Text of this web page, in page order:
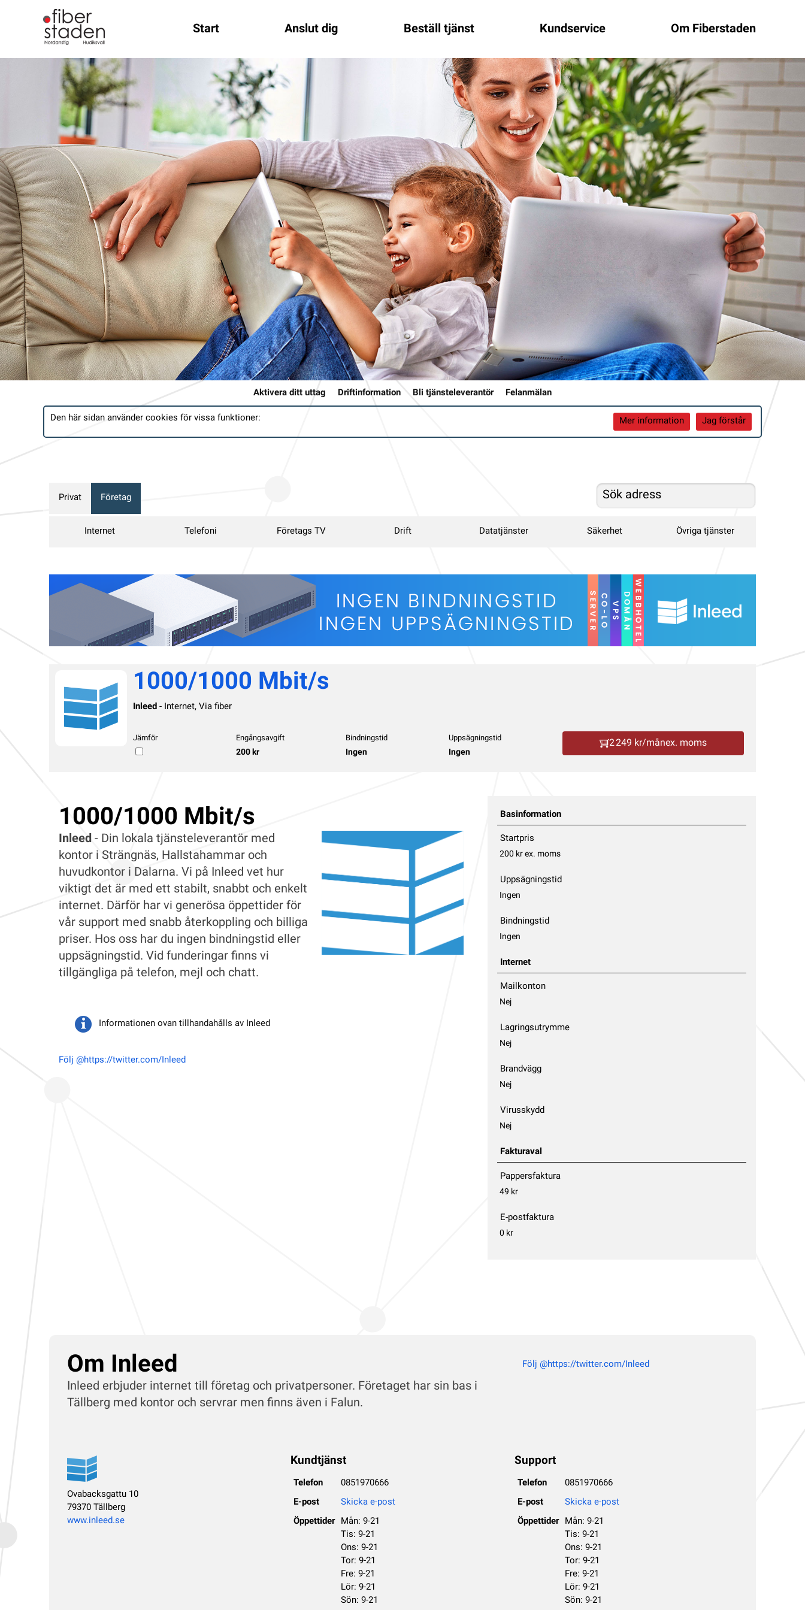
Start Anslut dig Beställ tjänst Kundservice Om Fiberstaden
Aktivera ditt uttag Driftinformation Bli tjänsteleverantör Felanmälan
Den här sidan använder cookies för vissa funktioner: Jag förstår
Mer information
Privat Företag
Internet Telefoni Företags TV Drift Datatjänster Säkerhet Övriga tjänster
1000/1000 Mbit/s
Inleed - Internet, Via fiber
Jämför Engångsavgift
200 kr
Bindningstid
Ingen
Uppsägningstid
Ingen
2 249 kr/månex. moms
1000/1000 Mbit/s
Inleed - Din lokala tjänsteleverantör med
kontor i Strängnäs, Hallstahammar och
huvudkontor i Dalarna. Vi på Inleed vet hur
viktigt det är med ett stabilt, snabbt och enkelt
internet. Därför har vi generösa öppettider för
vår support med snabb återkoppling och billiga
priser. Hos oss har du ingen bindningstid eller
uppsägningstid. Vid funderingar finns vi
tillgängliga på telefon, mejl och chatt.
Informationen ovan tillhandahålls av Inleed
Följ @https://twitter.com/Inleed
Basinformation
Startpris
200 krex. moms
Uppsägningstid
Ingen
Bindningstid
Ingen
Internet
Mailkonton
Nej
Lagringsutrymme
Nej
Brandvägg
Nej
Virusskydd
Nej
Fakturaval
Pappersfaktura
49 kr
E-postfaktura
0 kr
Följ @https://twitter.com/Inleed
Om Inleed
Inleed erbjuder internet till företag och privatpersoner. Företaget har sin bas i
Tällberg med kontor och servrar men finns även i Falun.
Ovabacksgattu 10
79370 Tällberg
www.inleed.se
Kundtjänst
Telefon 0851970666
E-post Skicka e-post
Öppettider
Mån: 9-21
Tis: 9-21
Ons: 9-21
Tor: 9-21
Fre: 9-21
Lör: 9-21
Sön: 9-21
Support
Telefon 0851970666
E-post Skicka e-post
Öppettider
Mån: 9-21
Tis: 9-21
Ons: 9-21
Tor: 9-21
Fre: 9-21
Lör: 9-21
Sön: 9-21